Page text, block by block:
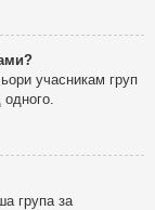
учасникам груп
група за